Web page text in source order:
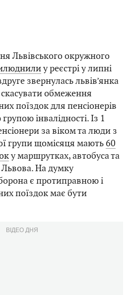
Львівського окружного
у реєстрі у липні
звернулась львів’янка
обмеження
поїздок для пенсіонерів
інвалідності. Із 1
за віком та люди з
групи щомісяця мають 60
у маршрутках, автобуса та
Львова. На думку
є протиправною і
поїздок має бути
ВІДЕО ДНЯ